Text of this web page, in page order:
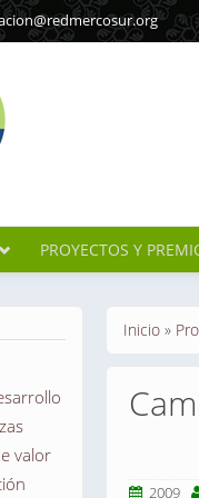
PROYECTOS Y
valor
Se
Inicio »
2009